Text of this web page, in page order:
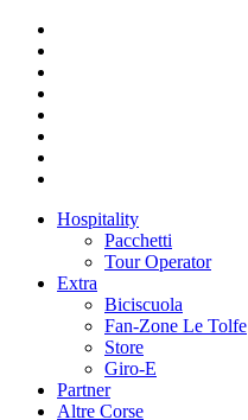
Hospitality
Pacchetti
Tour Operator
Extra
Biciscuola
Fan-Zone Le Tolfe
Store
Giro-E
Partner
Altre Corse